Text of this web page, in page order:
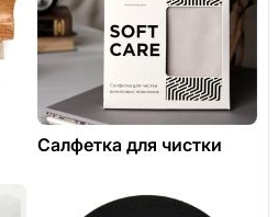
Салфетка для чистки